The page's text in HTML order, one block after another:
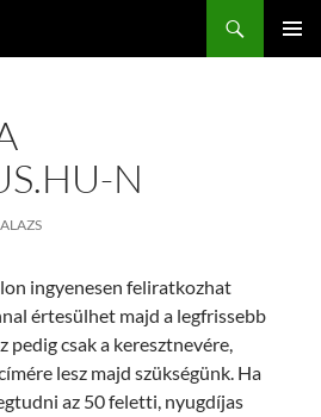
N
ingyenesen feliratkozhat
értesülhet majd a legfrissebb
pedig csak a keresztnevére,
lesz majd szükségünk. Ha
az 50 feletti, nyugdíjas